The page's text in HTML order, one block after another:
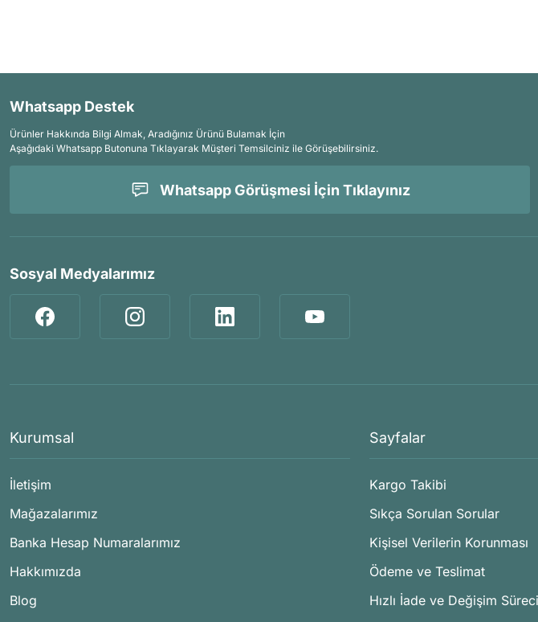
Whatsapp Destek
Ürünler Hakkında Bilgi Almak, Aradığınız Ürünü Bulamak İçin
Aşağıdaki Whatsapp Butonuna Tıklayarak Müşteri Temsilciniz ile Görüşebilirsiniz.
Whatsapp Görüşmesi İçin Tıklayınız
Sosyal Medyalarımız
Kurumsal
İletişim
Mağazalarımız
Banka Hesap Numaralarımız
Hakkımızda
Blog
Sayfalar
Kargo Takibi
Sıkça Sorulan Sorular
Kişisel Verilerin Korunması
Ödeme ve Teslimat
Hızlı İade ve Değişim Süreci